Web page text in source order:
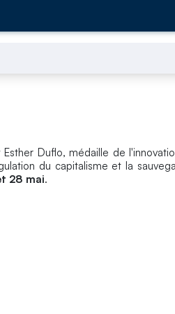
Duflo, médaille de
du capitalisme et la
28 mai.